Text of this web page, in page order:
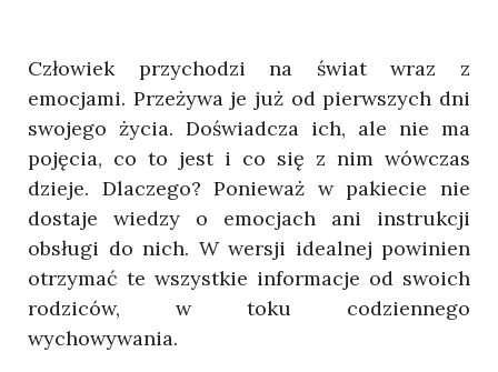
Człowiek przychodzi na świat wraz z
emocjami. Przeżywa je już od pierwszych dni
swojego życia. Doświadcza ich, ale nie ma
pojęcia, co to jest i co się z nim wówczas
dzieje. Dlaczego? Ponieważ w pakiecie nie
dostaje wiedzy o emocjach ani instrukcji
obsługi do nich. W wersji idealnej powinien
otrzymać te wszystkie informacje od swoich
rodziców, w toku codziennego
wychowywania.